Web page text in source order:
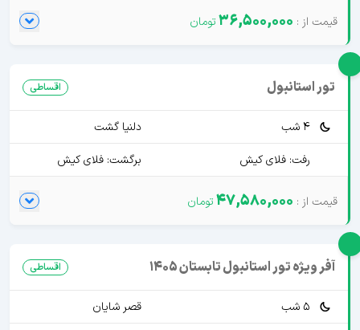
36,500,000
تور استانبول اقساطی
4 شب
دلنیا گشت
رفت: فلای کیش
برگشت: فلای کیش
47,580,000
آفر ویژه تور استانبول تابستان 1405 اقساطی
5 شب
قصر شایان